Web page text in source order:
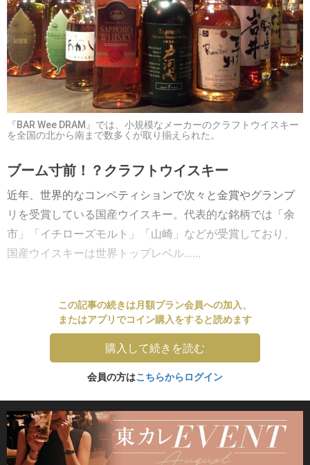
『BAR Wee DRAM』では、小規模なメーカーのクラフトウイスキー
を全国の北から南まで数多くが取り揃えられた。
ブーム寸前！？クラフトウイスキー
近年、世界的なコンペティションで次々と金賞やグランプ
リを受賞している国産ウイスキー。代表的な銘柄では「余
市」「イチローズモルト」「山崎」などが受賞しており、
国産ウイスキーは世界トップレベル......
この記事の続きは月額プラン会員への加入、
またはアプリでコイン購入をすると読めます
購入して続きを読む
会員の方はこちらからログイン